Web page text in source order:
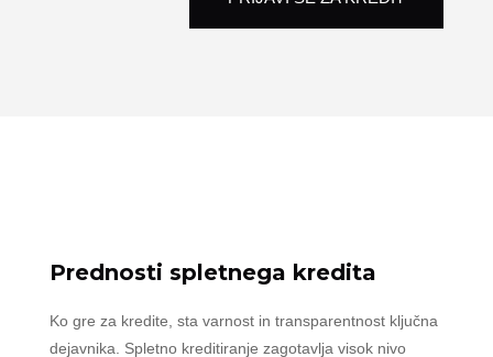
Prednosti spletnega kredita
Ko gre za kredite, sta varnost in transparentnost ključna
dejavnika. Spletno kreditiranje zagotavlja visok nivo